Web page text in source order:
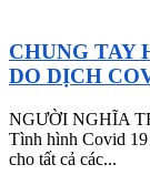
CHUNG TAY
DO DỊCH
NGƯỜI NGHĨA
Tình hình Covid
cho tất cả các...